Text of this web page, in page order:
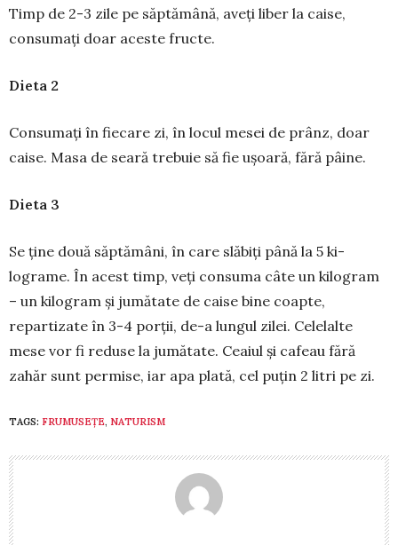
Timp de 2-3 zile pe săptămână, aveți liber la caise,
consumați doar aceste fructe.
Dieta 2
Consumați în fiecare zi, în locul mesei de prânz, doar
caise. Masa de seară trebuie să fie ușoară, fără pâine.
Dieta 3
Se ține două săptămâni, în care slăbiți până la 5 ki­
lograme. În acest timp, veți consuma câte un kilogram
– un kilogram și ju­mătate de caise bine coapte,
repartizate în 3-4 porții, de-a lungul zilei. Celelalte
mese vor fi reduse la jumătate. Ceaiul și cafeau fără
zahăr sunt permise, iar apa plată, cel puțin 2 litri pe zi.
TAGS: FRUMUSEȚE, NATURISM